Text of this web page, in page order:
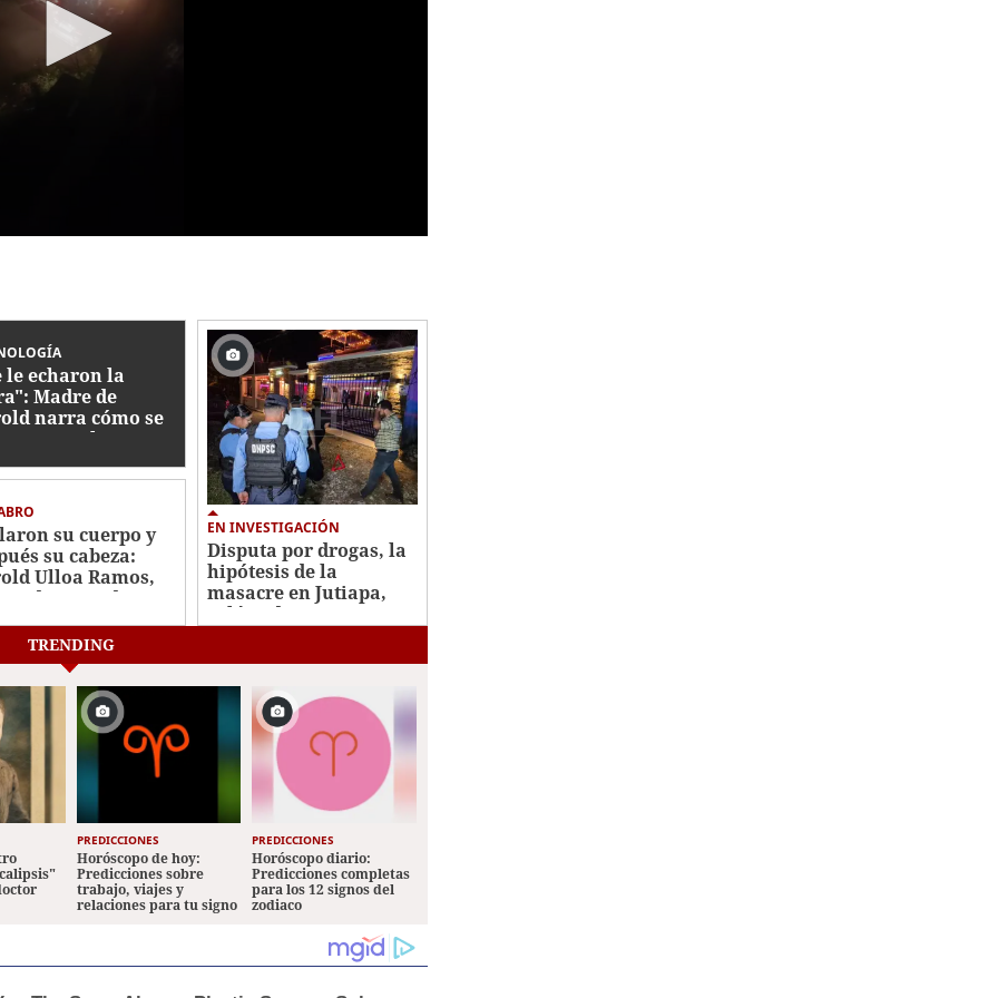
le echaron la
Madre de
narra cómo se
a su hijo para
su cuerpo y
su cabeza:
Ulloa Ramos,
decapitado en
EN INVESTIGACIÓN
Disputa por drogas, la
hipótesis de la
masacre en Jutiapa,
Atlántida
TRENDING
PREDICCIONES
Horóscopo de hoy:
Predicciones sobre
trabajo, viajes y
relaciones para tu signo
PREDICCIONES
Horóscopo diario:
Predicciones completas
para los 12 signos del
zodiaco